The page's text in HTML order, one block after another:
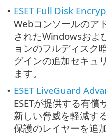
• ESET Full Disk
Webコンソールのア
されたWindowsおよ
ョンのフルディスク
グインの追加セキュ
ます。
• ESET LiveGuard
ESETが提供する有償
新しい脅威を軽減す
保護のレイヤーを追